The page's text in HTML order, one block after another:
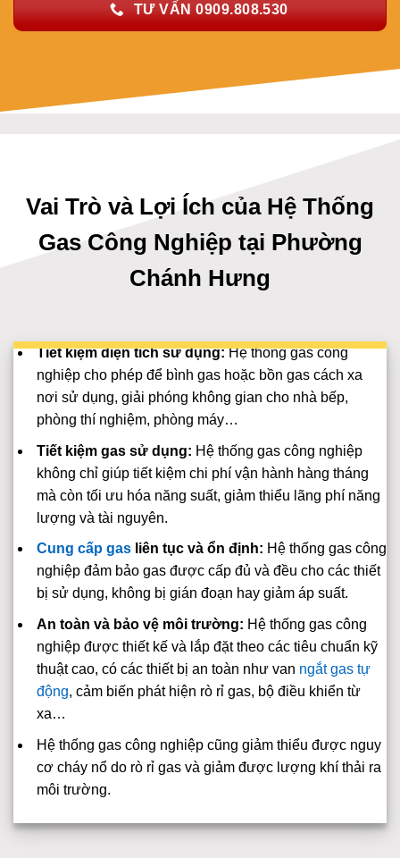
TƯ VẤN 0909.808.530
Vai Trò và Lợi Ích của Hệ Thống
Gas Công Nghiệp tại Phường
Chánh Hưng
Tiết kiệm diện tích sử dụng:Hệ thống gas công
nghiệp cho phép để bình gas hoặc bồn gas cách xa
nơi sử dụng, giải phóng không gian cho nhà bếp,
phòng thí nghiệm, phòng máy…
Tiết kiệm gas sử dụng: Hệ thống gas công nghiệp
không chỉ giúp tiết kiệm chi phí vận hành hàng tháng
mà còn tối ưu hóa năng suất, giảm thiểu lãng phí năng
lượng và tài nguyên.
Cung cấp gasliên tục và ổn định: Hệ thống gas công
nghiệp đảm bảo gas được cấp đủ và đều cho các thiết
bị sử dụng, không bị gián đoạn hay giảm áp suất.
An toàn và bảo vệ môi trường: Hệ thống gas công
nghiệp được thiết kế và lắp đặt theo các tiêu chuẩn kỹ
thuật cao, có các thiết bị an toàn như van ngắt gas tự
động, cảm biến phát hiện rò rỉ gas, bộ điều khiển từ
xa…
Hệ thống gas công nghiệp cũng giảm thiểu được nguy
cơ cháy nổ do rò rỉ gas và giảm được lượng khí thải ra
môi trường.